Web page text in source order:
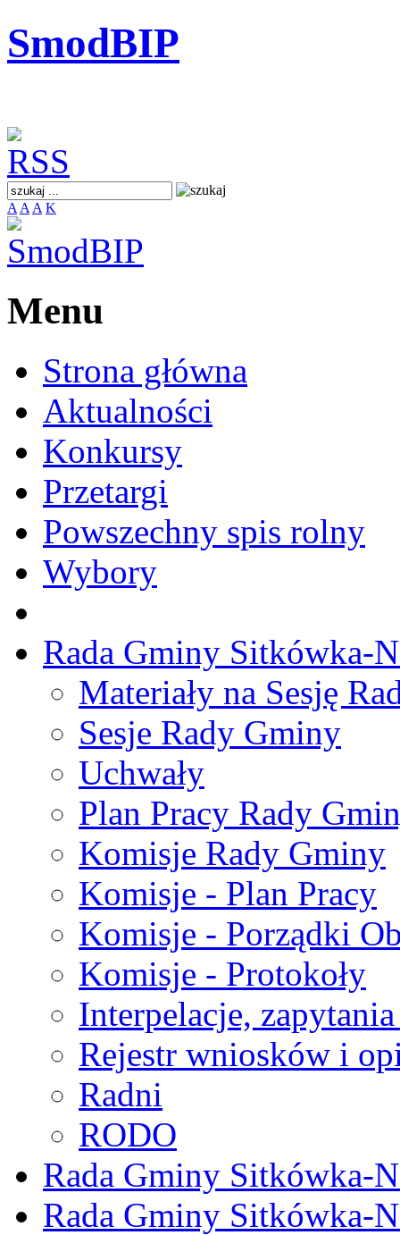
SmodBIP
A A A K
Menu
Strona główna
Aktualności
Konkursy
Przetargi
Powszechny spis rolny
Wybory
Rada Gminy Sitkówka-
Materiały na Sesję
Sesje Rady Gminy
Uchwały
Plan Pracy Rady
Komisje Rady Gminy
Komisje - Plan Pracy
Komisje - Porządki
Komisje - Protokoły
Interpelacje,
Rejestr wniosków i
Radni
RODO
Rada Gminy Sitkówka-
Rada Gminy Sitkówka-